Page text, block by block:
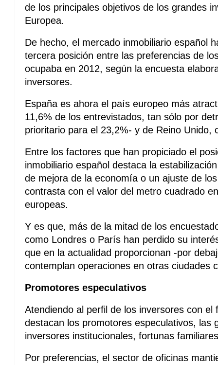
de los principales objetivos de los grandes
Europea.
De hecho, el mercado inmobiliario español
tercera posición entre las preferencias de
ocupaba en 2012, según la encuesta
inversores.
España es ahora el país europeo más
11,6% de los entrevistados, tan sólo por
prioritario para el 23,2%- y de Reino Unido,
Entre los factores que han propiciado el
inmobiliario español destaca la
de mejora de la economía o un ajuste de
contrasta con el valor del metro cuadrado
europeas.
Y es que, más de la mitad de los
como Londres o París han perdido su
que en la actualidad proporcionan -por
contemplan operaciones en otras ciudades
Promotores especulativos
Atendiendo al perfil de los inversores con el
destacan los promotores especulativos, las
inversores institucionales, fortunas
Por preferencias, el sector de oficinas